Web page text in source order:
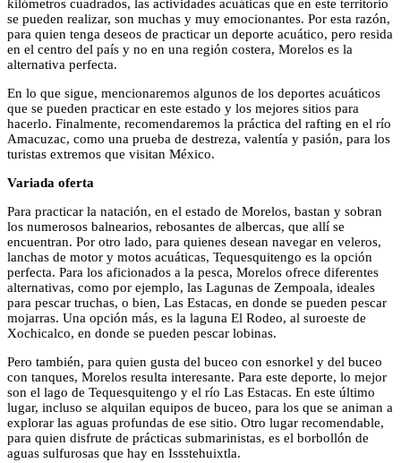
kilómetros cuadrados, las actividades acuáticas que en este territorio
se pueden realizar, son muchas y muy emocionantes. Por esta razón,
para quien tenga deseos de practicar un deporte acuático, pero resida
en el centro del país y no en una región costera, Morelos es la
alternativa perfecta.
En lo que sigue, mencionaremos algunos de los deportes acuáticos
que se pueden practicar en este estado y los mejores sitios para
hacerlo. Finalmente, recomendaremos la práctica del rafting en el río
Amacuzac, como una prueba de destreza, valentía y pasión, para los
turistas extremos que visitan México.
Variada oferta
Para practicar la natación, en el estado de Morelos, bastan y sobran
los numerosos balnearios, rebosantes de albercas, que allí se
encuentran. Por otro lado, para quienes desean navegar en veleros,
lanchas de motor y motos acuáticas, Tequesquitengo es la opción
perfecta. Para los aficionados a la pesca, Morelos ofrece diferentes
alternativas, como por ejemplo, las Lagunas de Zempoala, ideales
para pescar truchas, o bien, Las Estacas, en donde se pueden pescar
mojarras. Una opción más, es la laguna El Rodeo, al suroeste de
Xochicalco, en donde se pueden pescar lobinas.
Pero también, para quien gusta del buceo con esnorkel y del buceo
con tanques, Morelos resulta interesante. Para este deporte, lo mejor
son el lago de Tequesquitengo y el río Las Estacas. En este último
lugar, incluso se alquilan equipos de buceo, para los que se animan a
explorar las aguas profundas de ese sitio. Otro lugar recomendable,
para quien disfrute de prácticas submarinistas, es el borbollón de
aguas sulfurosas que hay en Issstehuixtla.